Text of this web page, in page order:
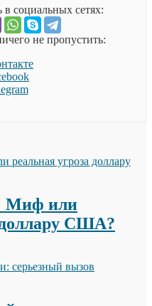
социальных сетях:
не пропустить:
Миф или
доллару США?